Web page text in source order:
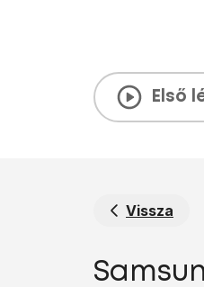
Első
Vissza